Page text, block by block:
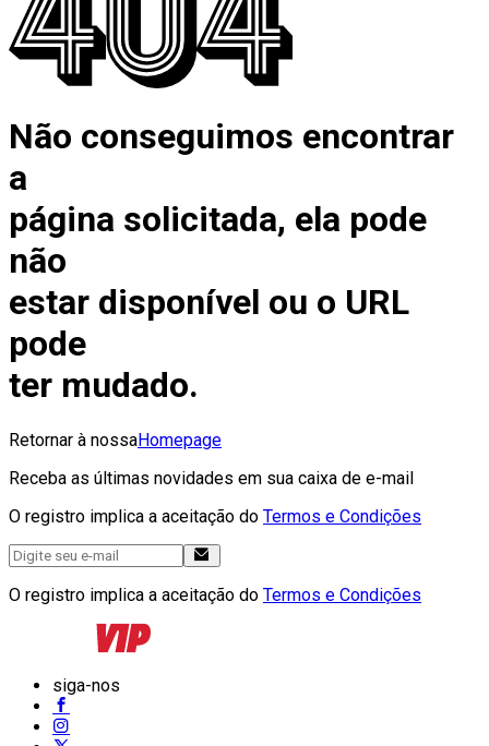
Não conseguimos encontrar
a
página solicitada, ela pode
não
estar disponível ou o URL
pode
ter mudado.
Retornar à nossaHomepage
Receba as últimas novidades em sua caixa de e-mail
O registro implica a aceitação do Termos e Condições
O registro implica a aceitação do Termos e Condições
siga-nos